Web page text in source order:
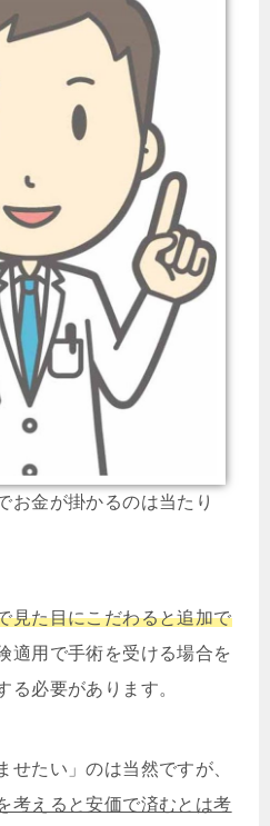
お金が掛かるのは当たり
見た目にこだわると追加で
適用で手術を受ける場合を
る必要があります。
せたい」のは当然ですが、
考えると安価で済むとは考